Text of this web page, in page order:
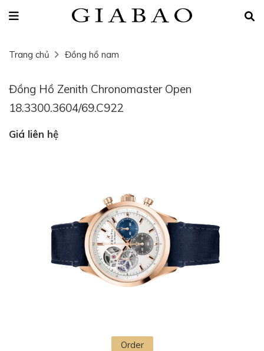
Trang chủ Đồng hồ nam
Đồng Hồ Zenith Chronomaster Open
18.3300.3604/69.C922
Giá liên hệ
Order